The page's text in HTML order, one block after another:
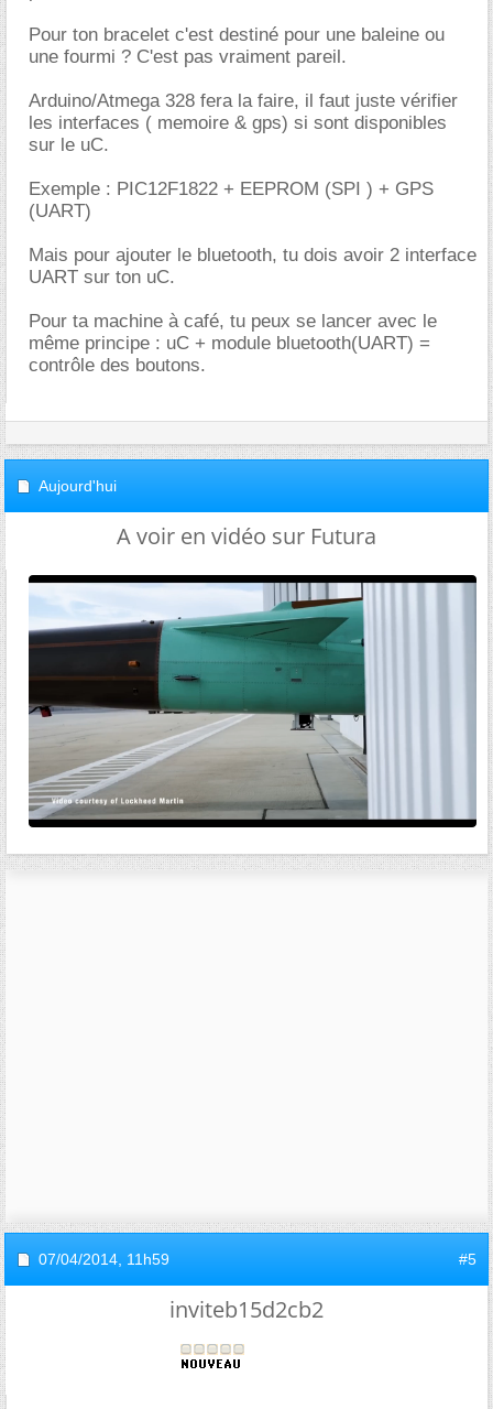
Pour ton bracelet c'est destiné pour une baleine ou
une fourmi ? C'est pas vraiment pareil.
Arduino/Atmega 328 fera la faire, il faut juste vérifier
les interfaces ( memoire & gps) si sont disponibles
sur le uC.
Exemple : PIC12F1822 + EEPROM (SPI ) + GPS
(UART)
Mais pour ajouter le bluetooth, tu dois avoir 2 interface
UART sur ton uC.
Pour ta machine à café, tu peux se lancer avec le
même principe : uC + module bluetooth(UART) =
contrôle des boutons.
Aujourd'hui
A voir en vidéo sur Futura
07/04/2014, 11h59 #5
inviteb15d2cb2